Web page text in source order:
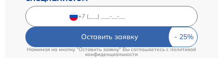
Оставить заявку
Нажимая на кнопку "Оставить заявку" Вы соглашаетесь cполитикой
конфиденциальности